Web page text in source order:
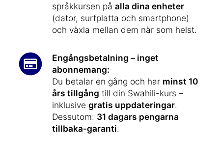
språkkursen på alla dina enheter
(dator, surfplatta och smartphone)
och växla mellan dem när som helst.
Engångsbetalning – inget
abonnemang:
Du betalar en gång och har minst 10
års tillgång till din Swahili-kurs –
inklusive gratis uppdateringar.
Dessutom: 31 dagars pengarna
tillbaka-garanti.